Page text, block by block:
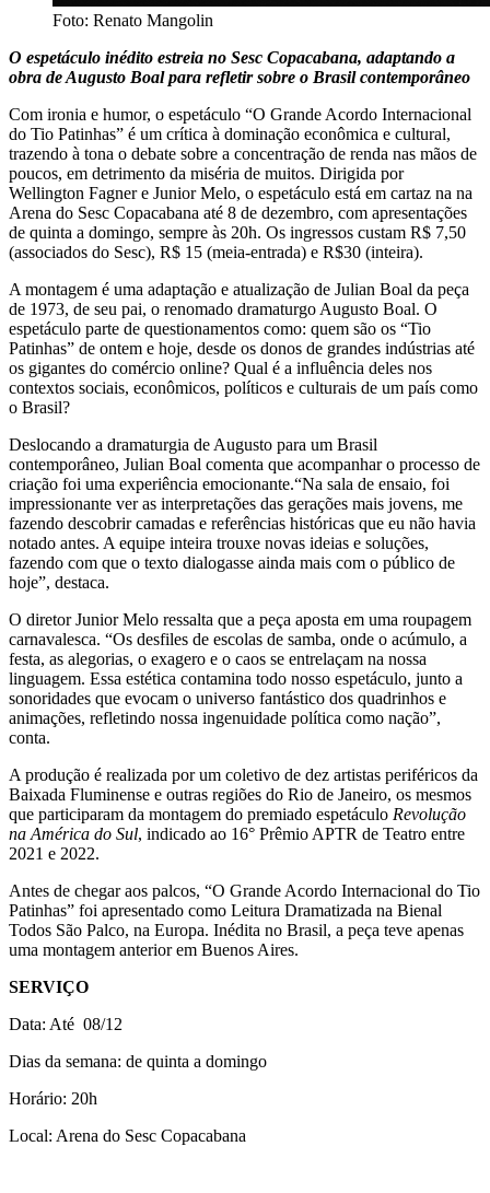
Foto: Renato Mangolin
O espetáculo inédito estreia no Sesc Copacabana, adaptando a
obra de Augusto Boal para refletir sobre o Brasil contemporâneo
Com ironia e humor, o espetáculo “O Grande Acordo Internacional
do Tio Patinhas” é um crítica à dominação econômica e cultural,
trazendo à tona o debate sobre a concentração de renda nas mãos de
poucos, em detrimento da miséria de muitos. Dirigida por
Wellington Fagner e Junior Melo, o espetáculo está em cartaz na na
Arena do Sesc Copacabana até 8 de dezembro, com apresentações
de quinta a domingo, sempre às 20h. Os ingressos custam R$ 7,50
(associados do Sesc), R$ 15 (meia-entrada) e R$30 (inteira).
A montagem é uma adaptação e atualização de Julian Boal da peça
de 1973, de seu pai, o renomado dramaturgo Augusto Boal. O
espetáculo parte de questionamentos como: quem são os “Tio
Patinhas” de ontem e hoje, desde os donos de grandes indústrias até
os gigantes do comércio online? Qual é a influência deles nos
contextos sociais, econômicos, políticos e culturais de um país como
o Brasil?
Deslocando a dramaturgia de Augusto para um Brasil
contemporâneo, Julian Boal comenta que acompanhar o processo de
criação foi uma experiência emocionante.“Na sala de ensaio, foi
impressionante ver as interpretações das gerações mais jovens, me
fazendo descobrir camadas e referências históricas que eu não havia
notado antes. A equipe inteira trouxe novas ideias e soluções,
fazendo com que o texto dialogasse ainda mais com o público de
hoje”, destaca.
O diretor Junior Melo ressalta que a peça aposta em uma roupagem
carnavalesca. “Os desfiles de escolas de samba, onde o acúmulo, a
festa, as alegorias, o exagero e o caos se entrelaçam na nossa
linguagem. Essa estética contamina todo nosso espetáculo, junto a
sonoridades que evocam o universo fantástico dos quadrinhos e
animações, refletindo nossa ingenuidade política como nação”,
conta.
A produção é realizada por um coletivo de dez artistas periféricos da
Baixada Fluminense e outras regiões do Rio de Janeiro, os mesmos
que participaram da montagem do premiado espetáculo Revolução
na América do Sul, indicado ao 16° Prêmio APTR de Teatro entre
2021 e 2022.
Antes de chegar aos palcos, “O Grande Acordo Internacional do Tio
Patinhas” foi apresentado como Leitura Dramatizada na Bienal
Todos São Palco, na Europa. Inédita no Brasil, a peça teve apenas
uma montagem anterior em Buenos Aires.
SERVIÇO
Data: Até 08/12
Dias da semana: de quinta a domingo
Horário: 20h
Local: Arena do Sesc Copacabana